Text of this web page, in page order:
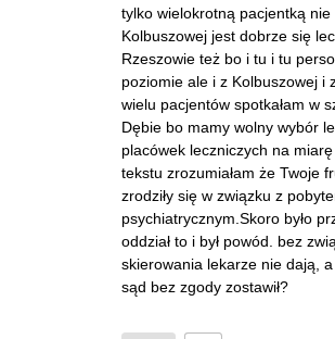
tylko wielokrotną pacjentką
Kolbuszowej jest dobrze się
Rzeszowie też bo i tu i tu
poziomie ale i z Kolbuszowej i
wielu pacjentów spotkałam w
Dębie bo mamy wolny wybór
placówek leczniczych na
tekstu zrozumiałam że Twoje
zrodziły się w związku z
psychiatrycznym.Skoro było
oddział to i był powód. bez
skierowania lekarze nie dają,
sąd bez zgody zostawił?